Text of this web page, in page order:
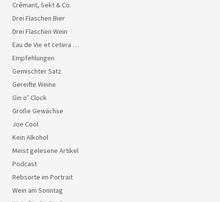
Crémant, Sekt & Co.
Drei Flaschen Bier
Drei Flaschen Wein
Eau de Vie et cetera …
Empfehlungen
Gemischter Satz
Gereifte Weine
Gin o’ Clock
Große Gewächse
Joe Cool
Kein Alkohol
Meist gelesene Artikel
Podcast
Rebsorte im Portrait
Wein am Sonntag